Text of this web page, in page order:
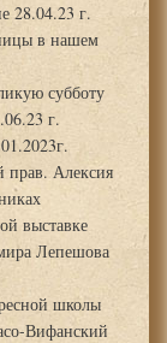
28.04.23 г.
в нашем
субботу
г.
прав. Алексия
выставке
Лепешова
школы
Вифанский